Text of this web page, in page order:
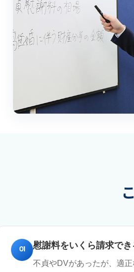
01 慰謝料をいくら請求で
不貞やDVがあったが、適